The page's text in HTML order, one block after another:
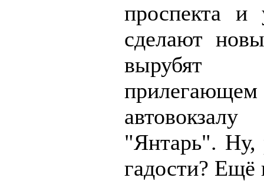
проспекта и
сделают
"Янтарь". Ну,
гадости? Ещё